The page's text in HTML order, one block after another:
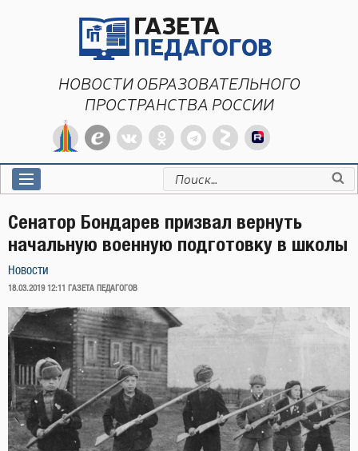
НОВОСТИ ОБРАЗОВАТЕЛЬНОГО
ПРОСТРАНСТВА РОССИИ
Искать:
Сенатор Бондарев призвал вернуть
начальную военную подготовку в школы
Новости
ОПУБЛИКОВАНО
18.03.2019 12:11 ГАЗЕТА ПЕДАГОГОВ